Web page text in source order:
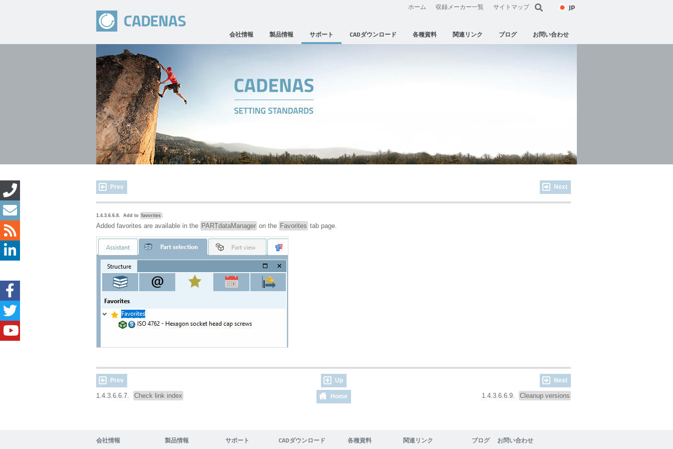
ホーム 収録メーカー一覧 サイトマップ JP
会社情報 製品情報 サポート CADダウンロード 各種資料 関連リンク ブログ お問い合わせ
Prev Next
1.4.3.6.6.8. Add to favorites :
Added favorites are available in the PARTdataManager on the Favorites tab page.
Prev Up Next
1.4.3.6.6.7. Check link index Home 1.4.3.6.6.9. Cleanup versions
会社情報 製品情報 サポート CADダウンロード 各種資料 関連リンク ブログ お問い合わせ